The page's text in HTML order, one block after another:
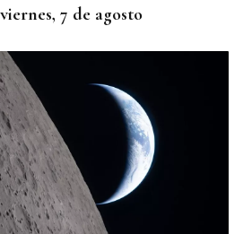
7 de agosto